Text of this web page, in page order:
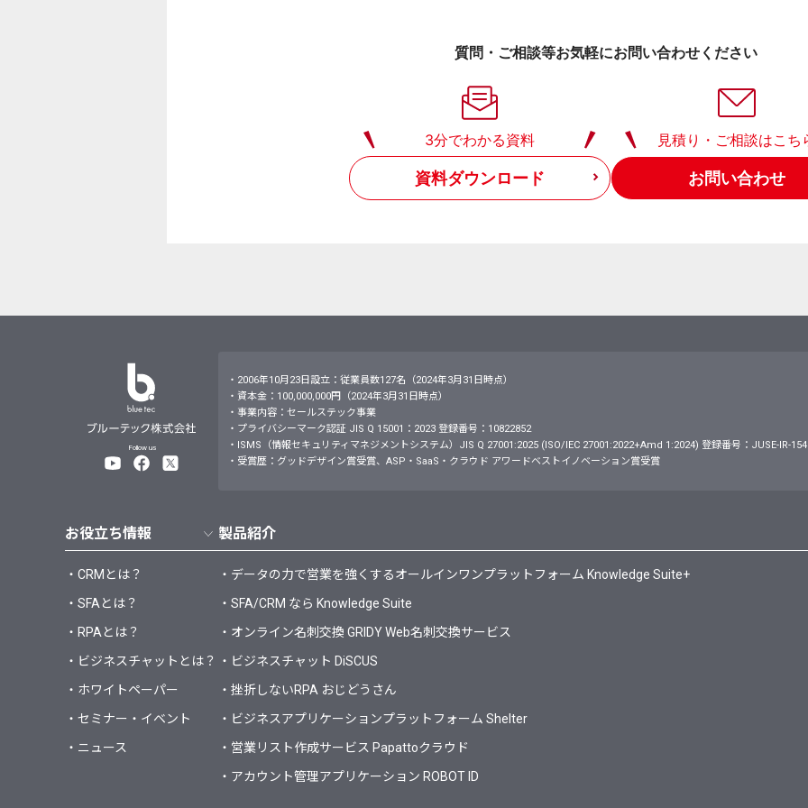
質問・ご相談等お気軽にお問い合わせください
3分でわかる資料
資料ダウンロード
見積り・ご相談はこち
お問い合わせ
Follow us
・2006年10月23日設立：従業員数127名（2024年3月31日時点）
・資本金：100,000,000円（2024年3月31日時点）
・事業内容：セールステック事業
・プライバシーマーク認証 JIS Q 15001：2023 登録番号：10822852
・ISMS（情報セキュリティマネジメントシステム）JIS Q 27001:2025 (ISO/IEC 27001:2022+Amd 1:2024) 登録番号：JUSE-IR-154
・受賞歴：グッドデザイン賞受賞、ASP・SaaS・クラウド アワードベストイノベーション賞受賞
お役立ち情報
・CRMとは？
・SFAとは？
・RPAとは？
・ビジネスチャットとは？
・ホワイトペーパー
・セミナー・イベント
・ニュース
製品紹介
・データの力で営業を強くするオールインワンプラットフォーム Knowledge Suite+
・SFA/CRM なら Knowledge Suite
・オンライン名刺交換 GRIDY Web名刺交換サービス
・ビジネスチャット DiSCUS
・挫折しないRPA おじどうさん
・ビジネスアプリケーションプラットフォーム Shelter
・営業リスト作成サービス Papattoクラウド
・アカウント管理アプリケーション ROBOT ID